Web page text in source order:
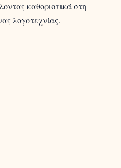
καθοριστικά στη